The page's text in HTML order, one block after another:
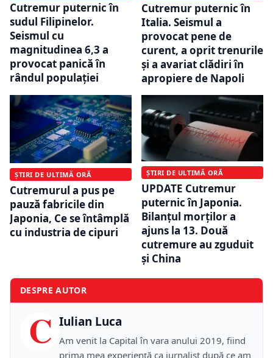
Cutremur puternic în
sudul Filipinelor.
Seismul cu
magnitudinea 6,3 a
provocat panică în
rândul populației
Cutremur puternic în
Italia. Seismul a
provocat pene de
curent, a oprit trenurile
și a avariat clădiri în
apropiere de Napoli
ȘTIRI DE ULTIMĂ ORĂ
Cutremurul a pus pe
pauză fabricile din
Japonia, Ce se întâmplă
cu industria de cipuri
ȘTIRI DE ULTIMĂ ORĂ
UPDATE Cutremur
puternic în Japonia.
Bilanțul morților a
ajuns la 13. Două
cutremure au zguduit
și China
DESPRE AUTOR
C Iulian Luca
Am venit la Capital în vara anului 2019, fiind
prima mea experiență ca jurnalist după ce am